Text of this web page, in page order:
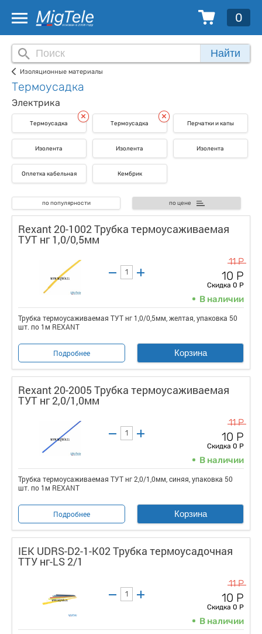
0
Найти
Изоляционные материалы
Термоусадка
Электрика
Термоусадка Термоусадка Перчатки и капы
Изолента Изолента Изолента
Оплетка кабельная Кембрик
по популярности по цене
Rexant 20-1002 Трубка термоусаживаемая
ТУТ нг 1,0/0,5мм
11 Р
10 Р
Скидка 0 Р
В наличии
Трубка термоусаживаемая ТУТ нг 1,0/0,5мм, желтая, упаковка 50
шт. по 1м REXANT
Подробнее Корзина
Rexant 20-2005 Трубка термоусаживаемая
ТУТ нг 2,0/1,0мм
11 Р
10 Р
Скидка 0 Р
В наличии
Трубка термоусаживаемая ТУТ нг 2,0/1,0мм, синяя, упаковка 50
шт. по 1м REXANT
Подробнее Корзина
IEK UDRS-D2-1-K02 Трубка термоусадочная
ТТУ нг-LS 2/1
11 Р
10 Р
Скидка 0 Р
В наличии